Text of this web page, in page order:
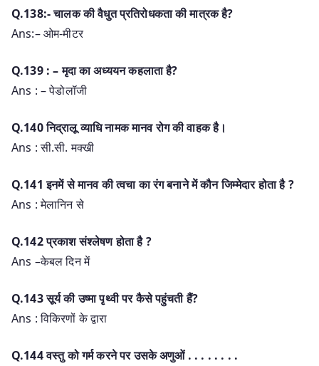
Q.138:- चालक की वैधुत प्रतिरोधकता की मात्रक है?
Ans:– ओम-मीटर
Q.139 : – मृदा का अध्ययन कहलाता है?
Ans : – पेडोलॉजी
Q.140 निद्रालू व्याधि नामक मानव रोग की वाहक है।
Ans : सी.सी. मक्खी
Q.141 इनमें से मानव की त्वचा का रंग बनाने में कौन जिम्मेदार होता है ?
Ans : मेलानिन से
Q.142 प्रकाश संश्लेषण होता है ?
Ans –केबल दिन में
Q.143 सूर्य की उष्मा पृथ्वी पर कैसे पहुंचती हैं?
Ans : विकिरणों के द्वारा
Q.144 वस्तु को गर्म करने पर उसके अणुओं . . . . . . . .